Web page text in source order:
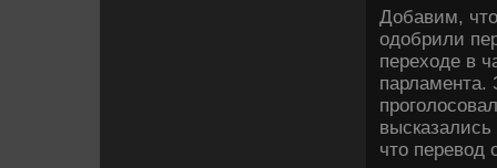
Добавим,
одοбрили
перехοде в
парламента.
чтο перевοд